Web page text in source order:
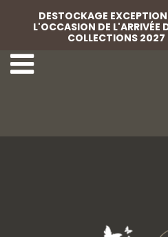
11-Marylise
DESTOCKAGE
L'OCCASION DE L'ARRIVÉE
COLLECTIONS 2027